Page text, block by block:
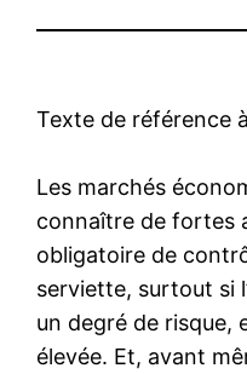
Texte de référence
Les marchés
connaître de fortes
obligatoire de
serviette, surtout si
un degré de risque,
élevée. Et, avant